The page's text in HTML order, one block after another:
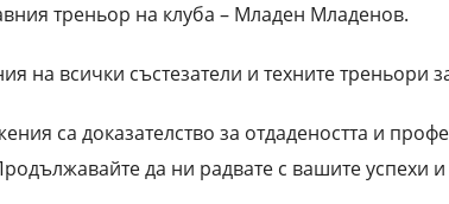
треньор на клуба – Младен Младенов.
на всички състезатели и техните треньори
са доказателство за отдадеността и
да ни радвате с вашите успехи